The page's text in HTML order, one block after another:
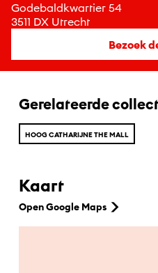
Godebaldkwartier 54
3511 DX Utrecht
Bezoek
Gerelateerde
HOOG CATHARIJNE THE MALL
Kaart
Open Google Maps